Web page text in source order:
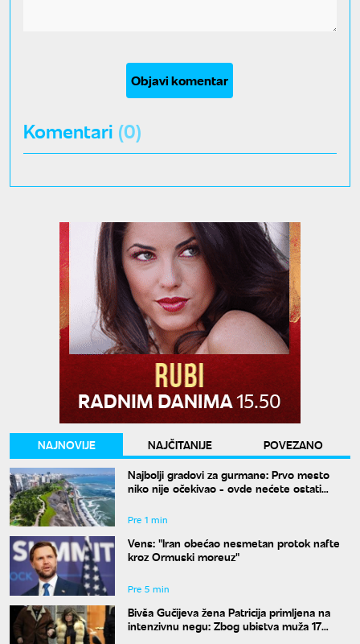
Objavi komentar
Komentari (0)
NAJNOVIJE NAJČITANIJE
POVEZANO
Najbolji gradovi za gurmane: Prvo mesto
niko nije očekivao - ovde nećete ostati
Pre 1 min
Vens: "Iran obećao nesmetan protok nafte
kroz Ormuski moreuz"
Pre 5 min
Bivša Gučijeva žena Patricija primljena na
intenzivnu negu: Zbog ubistva muža 17